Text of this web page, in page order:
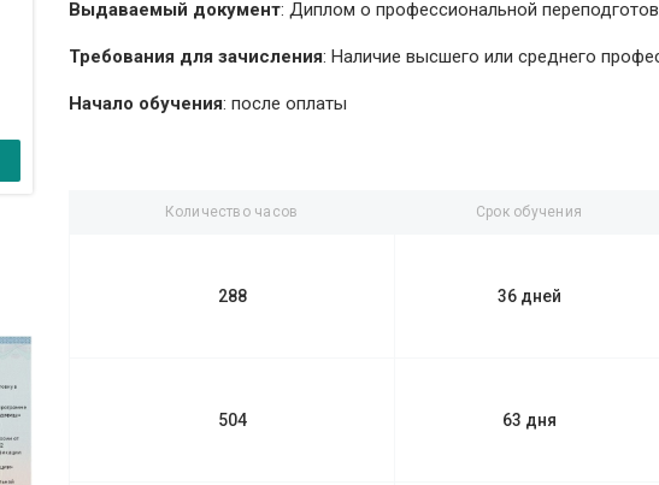
Выдаваемый документ: Диплом о профессиональной
Требования для зачисления: Наличие высшего или среднего
Начало обучения: после оплаты
Количество часов Срок обучения
288 36 дней
504 63 дня